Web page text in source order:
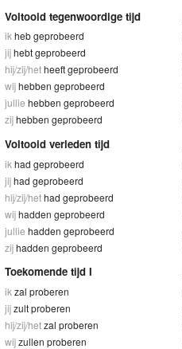
Voltooid tegenwoordige tijd
ikheb geprobeerd
jijhebt geprobeerd
hij/zij/hetheeft geprobeerd
wijhebben geprobeerd
jullie hebben geprobeerd
zijhebben geprobeerd
Voltooid verleden tijd
ik had geprobeerd
jijhad geprobeerd
hij/zij/hethad geprobeerd
wijhadden geprobeerd
jullie hadden geprobeerd
zijhadden geprobeerd
Toekomende tijd I
ik zal proberen
jijzult proberen
hij/zij/hetzal proberen
wijzullen proberen